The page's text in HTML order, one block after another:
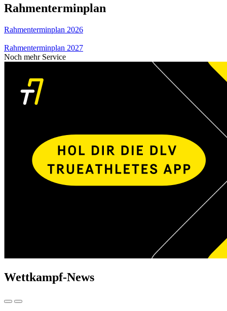
Rahmenterminplan
Rahmenterminplan 2026
Rahmenterminplan 2027
Noch mehr Service
Wettkampf-News